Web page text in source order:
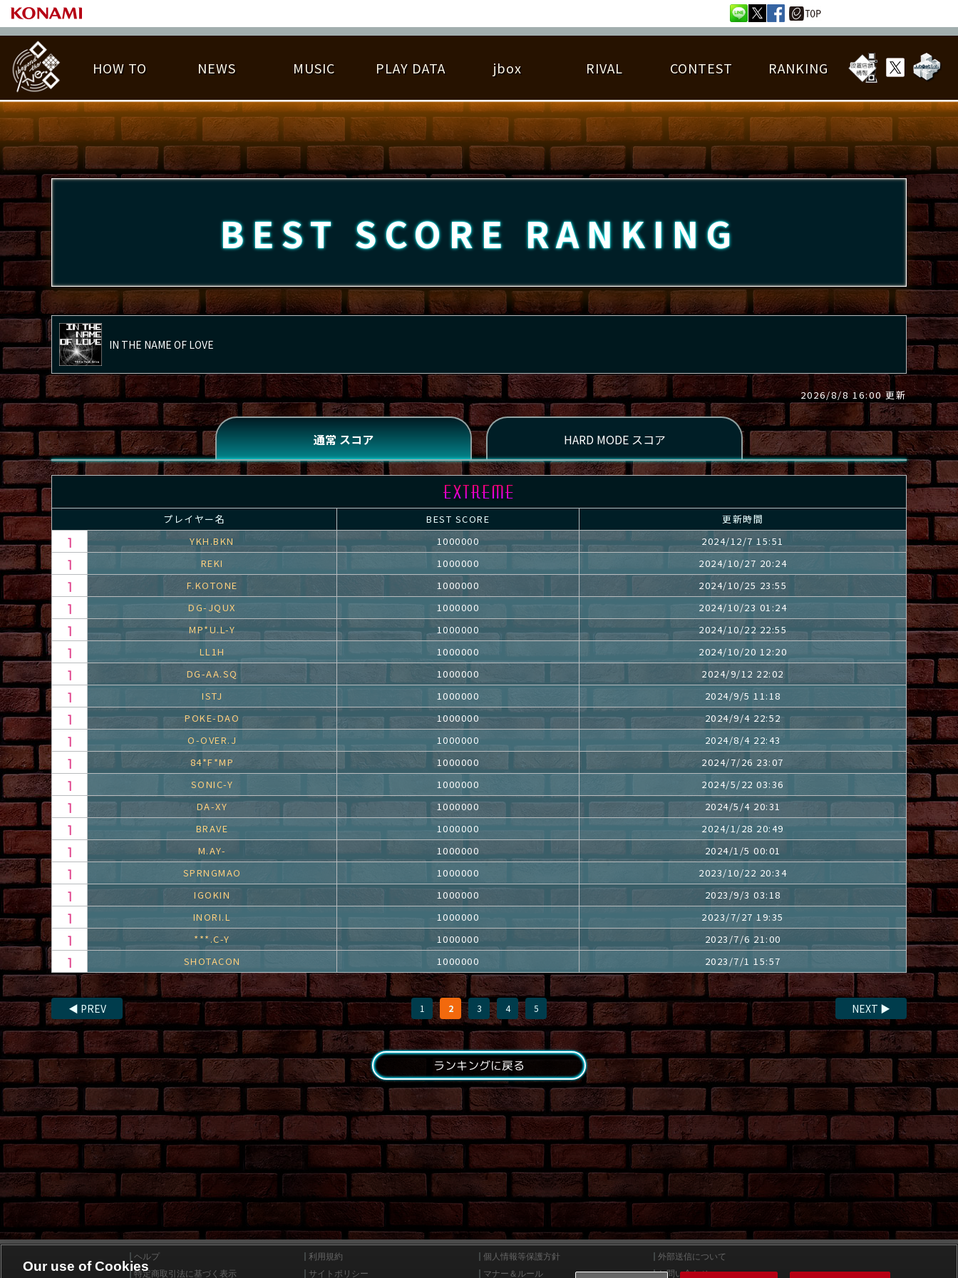
HOW TO
基本の遊び方 遊び方ガイド
NEWS MUSIC
遊べる楽曲 アーティスト紹介
PLAY DATA
PLAY DATA TOP EMBLEM ゆびベル 楽曲データ 詳細楽曲データ
称号 プレー履歴 プレーグラフ ねんごろチャレンジ EDIT譜面
jbox RIVAL
ライバル一覧 逆ライバル一覧 ライバル比較 プレーヤー検索 フレンドリスト
CONTEST
大会参加 大会開催 大会参加情報 大会とは？
RANKING
LICENSE HIT CHART ORIGINAL HIT CHART BEST SCORE RANKING TOTAL BEST SCORE RANKING
BEST SCORE RANKING
IN THE NAME OF LOVE
2026/8/8 16:00 更新
プレイヤー名 BEST SCORE
更新時間
YKH.BKN
1000000
2024/12/7 15:51
REKI
1000000
2024/10/27 20:24
F.KOTONE
1000000
2024/10/25 23:55
DG-JQUX
1000000
2024/10/23 01:24
MP*U.L-Y
1000000
2024/10/22 22:55
LL1H
1000000
2024/10/20 12:20
DG-AA.SQ
1000000
2024/9/12 22:02
ISTJ
1000000
2024/9/5 11:18
POKE-DAO
1000000
2024/9/4 22:52
O-OVER.J
1000000
2024/8/4 22:43
84*F*MP
1000000
2024/7/26 23:07
SONIC-Y
1000000
2024/5/22 03:36
DA-XY
1000000
2024/5/4 20:31
BRAVE
1000000
2024/1/28 20:49
M.AY-
1000000
2024/1/5 00:01
SPRNGMAO
1000000
2023/10/22 20:34
IGOKIN
1000000
2023/9/3 03:18
INORI.L
1000000
2023/7/27 19:35
***.C-Y
1000000
2023/7/6 21:00
SHOTACON
1000000 2023/7/1 15:57
◀ PREV 1 2 3 4 5 NEXT ▶
ランキングに戻る
ヘルプ 利用規約 個人情報等保護方針
外部送信について
特定商取引法に基づく表示
サイトポリシー マナー＆ルール お問い合わせ
Our use of Cookies